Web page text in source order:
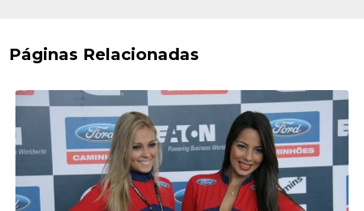
Páginas Relacionadas